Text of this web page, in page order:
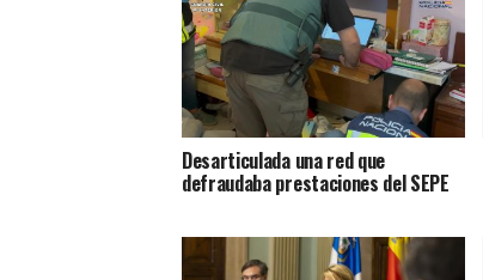
Desarticulada una red que
defraudaba prestaciones del SEPE